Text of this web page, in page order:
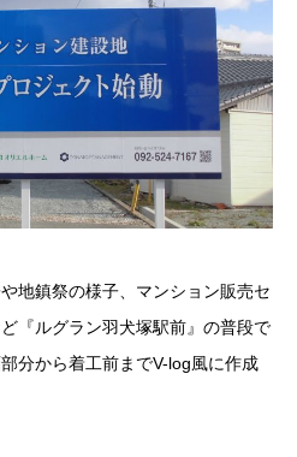
地鎮祭の様子、マンション販売セ
『ルグラン羽犬塚駅前』の普段で
分から着工前までV-log風に作成